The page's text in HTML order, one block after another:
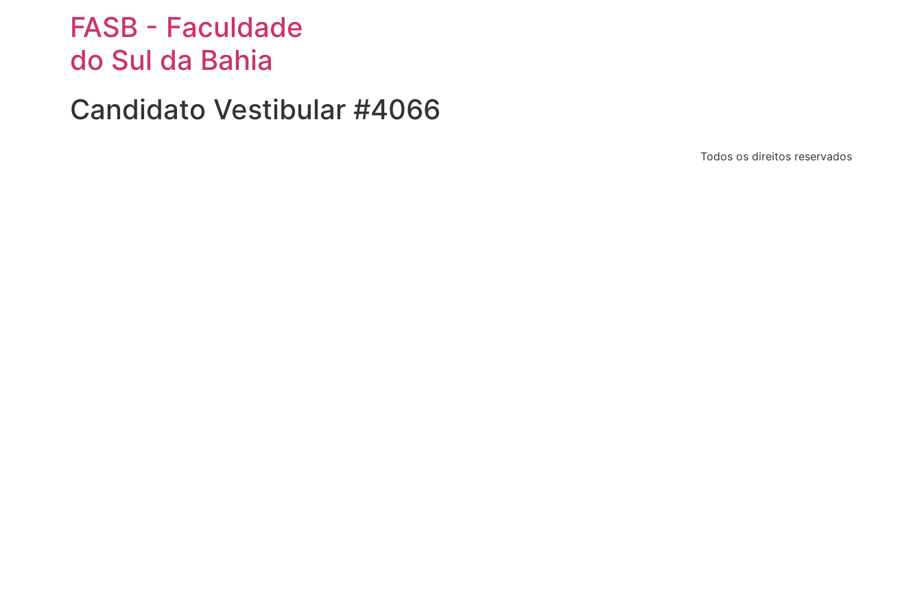
FASB - Faculdade
do Sul da Bahia
Candidato Vestibular #4066
Todos os direitos reservados